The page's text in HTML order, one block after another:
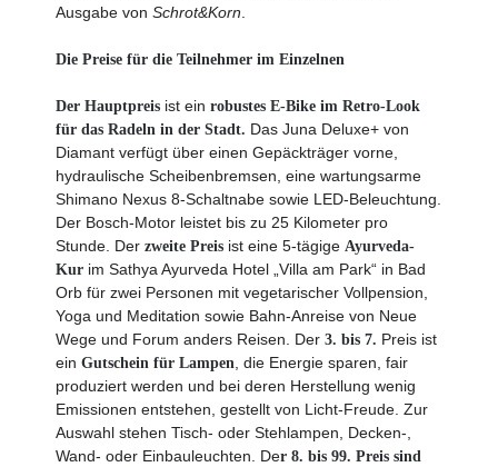
Ausgabe von Schrot&Korn
Die Preise für die Teilnehmer im Einzelnen
Der Hauptpreisist ein robustes E-Bike im Retro-Look
für das Radeln in der Stadt. Das Juna Deluxe+ von
Diamant verfügt über einen Gepäckträger vorne,
hydraulische Scheibenbremsen, eine wartungsarme
Shimano Nexus 8-Schaltnabe sowie LED-Beleuchtung.
Der Bosch-Motor leistet bis zu 25 Kilometer pro
Stunde. Der zweite Preisist eine 5-tägige Ayurveda-
Kurim Sathya Ayurveda Hotel „Villa am Park“ in Bad
Orb für zwei Personen mit vegetarischer Vollpension,
Yoga und Meditation sowie Bahn-Anreise von Neue
Wege und Forum anders Reisen. Der 3. bis 7. Preis ist
ein Gutschein für Lampen , die Energie sparen, fair
produziert werden und bei deren Herstellung wenig
Emissionen entstehen, gestellt von Licht-Freude. Zur
Auswahl stehen Tisch- oder Stehlampen, Decken-,
Wand- oder Einbauleuchten. Der 8. bis 99. Preis sind